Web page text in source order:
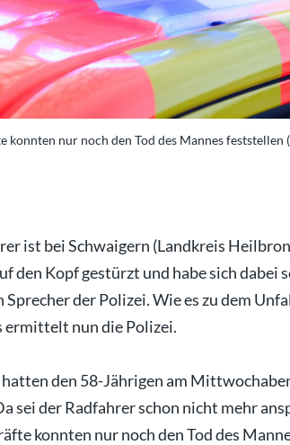
konnten nur noch den Tod des Mannes feststellen
ist bei Schwaigern (Landkreis
den Kopf gestürzt und habe sich dabei
der Polizei. Wie es zu dem
ermittelt nun die Polizei.
den 58-Jährigen am
sei der Radfahrer schon nicht mehr
konnten nur noch den Tod des